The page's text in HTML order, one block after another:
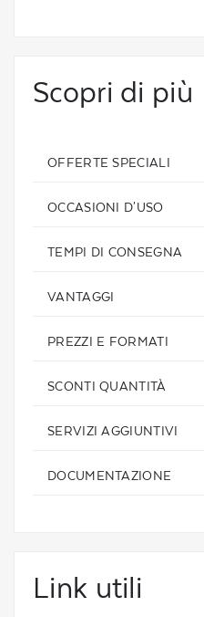
Scopri di più
OFFERTE SPECIALI
OCCASIONI D'USO
TEMPI DI CONSEGNA
VANTAGGI
PREZZI E FORMATI
SCONTI QUANTITÀ
SERVIZI AGGIUNTIVI
DOCUMENTAZIONE
Link utili